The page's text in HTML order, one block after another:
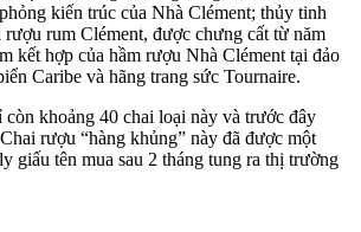
kiến trúc của Nhà Clément; thủy tinh
rượu rum Clément, được chưng cất từ năm
kết hợp của hầm rượu Nhà Clément tại đảo
Caribe và hãng trang sức Tournaire.
khoảng 40 chai loại này và trước đây
rượu “hàng khủng” này đã được một
giấu tên mua sau 2 tháng tung ra thị trường